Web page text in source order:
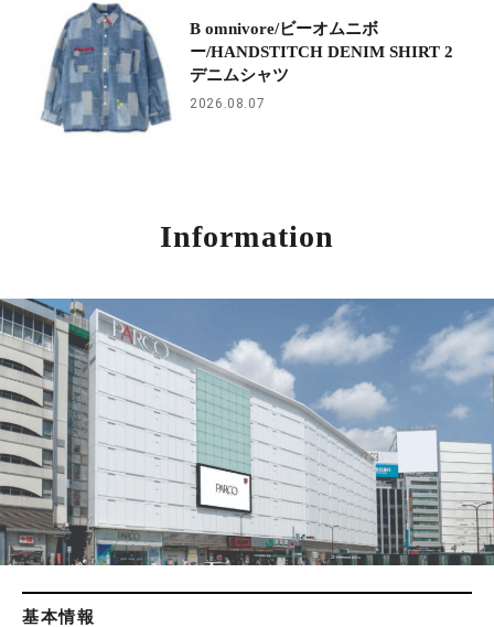
B omnivore/ビーオムニボ
ー/HANDSTITCH DENIM SHIRT 2
デニムシャツ
2026.08.07
Information
基本情報